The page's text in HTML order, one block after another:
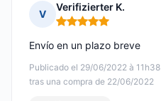
V
Verifizierter K.
Nota: 5 de 5
Publicado el 29/06/2022 à 11h38
tras una compra de 22/06/2022
Envío en un plazo breve